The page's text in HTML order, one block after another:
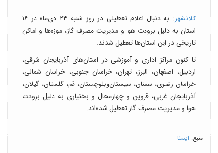
کلانشهر
: به دنبال اعلام تعطیلی در روز شنبه ۲۴ دی‌ماه در ۱۶
استان به دلیل برودت هوا و مدیریت مصرف گاز، موزه‌ها و اماکن
تاریخی در این استان‌ها تعطیل شدند.
تا کنون مراکز اداری و آموزشی در استان‌های آذربایجان شرقی،
اردبیل، اصفهان، البرز، تهران، خراسان جنوبی، خراسان شمالی،
خراسان رضوی، سمنان، سیستان‌وبلوچستان، قم، گلستان، گیلان،
آذربایجان غربی، قزوین و چهارمحال ‌و بختیاری به دلیل برودت
هوا و مدیریت مصرف گاز تعطیل شده‌اند.
منبع: ایسنا